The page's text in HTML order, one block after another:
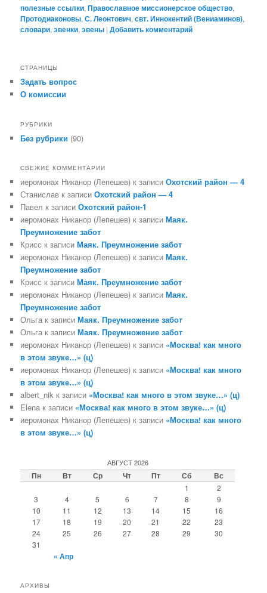
полезные ссылки,Православное миссионерское общество,
Протодиаконовы,С. Леонтович,свт. Иннокентий (Вениаминов),
словари,эвенки,эвены |Добавить комментарий
СТРАНИЦЫ
Задать вопрос
О комиссии
РУБРИКИ
Без рубрики (90)
СВЕЖИЕ КОММЕНТАРИИ
иеромонах Никанор (Лепешев) к записиОхотский район — 4
Станислав к записиОхотский район — 4
Павел к записиОхотский район-1
иеромонах Никанор (Лепешев) к записиМаяк.
Преумножение забот
Крисс к записиМаяк. Преумножение забот
иеромонах Никанор (Лепешев) к записиМаяк.
Преумножение забот
Крисс к записиМаяк. Преумножение забот
иеромонах Никанор (Лепешев) к записиМаяк.
Преумножение забот
Ольга к записиМаяк. Преумножение забот
Ольга к записиМаяк. Преумножение забот
иеромонах Никанор (Лепешев) к записи «Москва! как много
в этом звуке…» (ц)
иеромонах Никанор (Лепешев) к записи «Москва! как много
в этом звуке…» (ц)
albert_nik к записи «Москва! как много в этом звуке…» (ц)
Elena к записи «Москва! как много в этом звуке…» (ц)
иеромонах Никанор (Лепешев) к записи «Москва! как много
в этом звуке…» (ц)
АВГУСТ 2026
Пн Вт Ср Чт Пт Сб Вс
1
2
3
4 5 6 7 8
9
10
11 12 13 14 15
16
17
18 19 20 21 22
23
24
25 26 27 28 29
30
31
« Апр
АРХИВЫ